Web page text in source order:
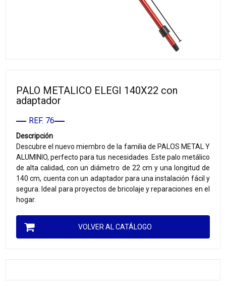
PALO METALICO ELEGI 140X22 con
adaptador
REF. 76
Descripción
Descubre el nuevo miembro de la familia de PALOS METAL Y
ALUMINIO, perfecto para tus necesidades. Este palo metálico
de alta calidad, con un diámetro de 22 cm y una longitud de
140 cm, cuenta con un adaptador para una instalación fácil y
segura. Ideal para proyectos de bricolaje y reparaciones en el
hogar.
VOLVER AL CATÁLOGO